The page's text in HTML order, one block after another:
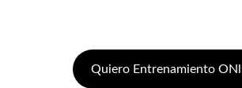
Quiero Entrenamiento